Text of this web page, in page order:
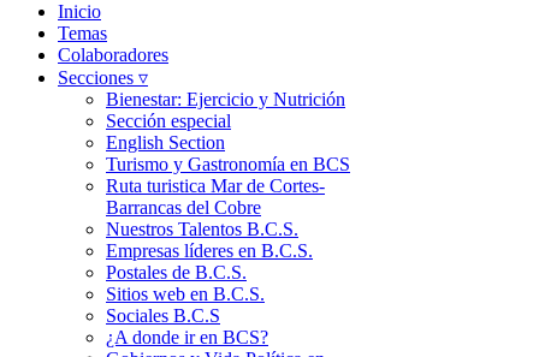
Inicio
Temas
Colaboradores
Secciones ▿
Bienestar: Ejercicio y Nutrición
Sección especial
English Section
Turismo y Gastronomía en BCS
Ruta turistica Mar de Cortes-
Barrancas del Cobre
Nuestros Talentos B.C.S.
Empresas líderes en B.C.S.
Postales de B.C.S.
Sitios web en B.C.S.
Sociales B.C.S
¿A donde ir en BCS?